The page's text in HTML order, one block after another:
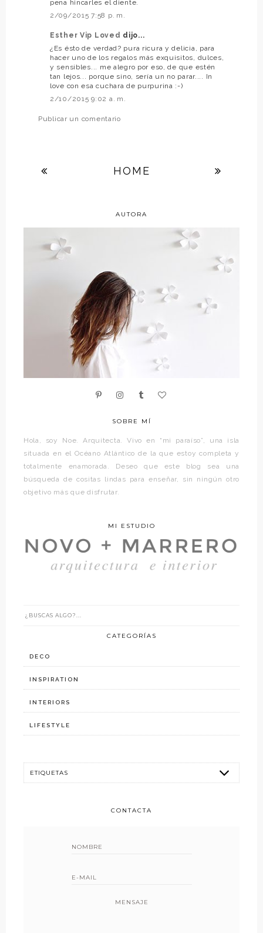
pena hincarles el diente.
2/09/2015 7:58 p. m.
Esther Vip Loved dijo...
¿Es ésto de verdad? pura ricura y delicia, para
hacer uno de los regalos más exquisitos, dulces,
y sensibles... me alegro por eso, de que estén
tan lejos... porque sino, sería un no parar.... In
love con esa cuchara de purpurina :-)
2/10/2015 9:02 a. m.
Publicar un comentario
HOME
AUTORA
SOBRE MÍ
Hola, soy Noe. Arquitecta. Vivo en “mi paraíso”, una isla
situada en el Océano Atlántico de la que estoy completa y
totalmente enamorada. Deseo que este blog sea una
búsqueda de cositas lindas para enseñar, sin ningún otro
objetivo más que disfrutar.
MI ESTUDIO
CATEGORÍAS
DECO
INSPIRATION
INTERIORS
LIFESTYLE
CONTACTA
MENSAJE